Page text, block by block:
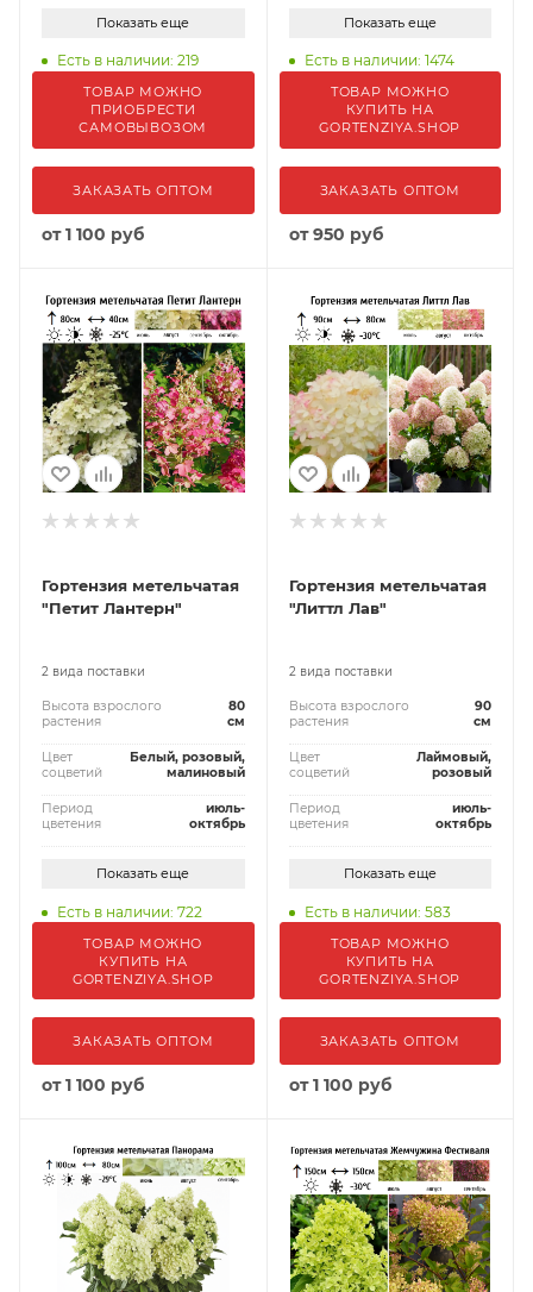
Показать еще
Есть в наличии: 219
ТОВАР МОЖНО
ПРИОБРЕСТИ
САМОВЫВОЗОМ
ЗАКАЗАТЬ ОПТОМ
от1 100 руб
Показать еще
Есть в наличии: 1474
ТОВАР МОЖНО
КУПИТЬ НА
GORTENZIYA.SHOP
ЗАКАЗАТЬ ОПТОМ
от950 руб
Гортензия метельчатая
"Петит Лантерн"
2 вида поставки
Высота взрослого
растения
80
см
Цвет
соцветий
Белый, розовый,
малиновый
Период
цветения
июль-
октябрь
Показать еще
Есть в наличии: 722
ТОВАР МОЖНО
КУПИТЬ НА
GORTENZIYA.SHOP
ЗАКАЗАТЬ ОПТОМ
от1 100 руб
Гортензия метельчатая
"Литтл Лав"
2 вида поставки
Высота взрослого
растения
90
см
Цвет
соцветий
Лаймовый,
розовый
Период
цветения
июль-
октябрь
Показать еще
Есть в наличии: 583
ТОВАР МОЖНО
КУПИТЬ НА
GORTENZIYA.SHOP
ЗАКАЗАТЬ ОПТОМ
от1 100 руб